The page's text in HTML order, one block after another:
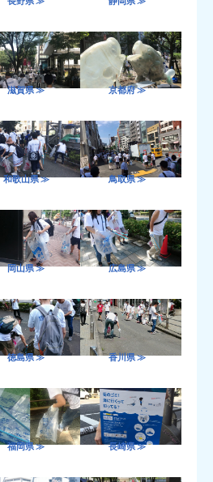
滋賀県 ≫ 京都府 ≫
和歌山県 ≫ 鳥取県 ≫
岡山県 ≫ 広島県 ≫
徳島県 ≫ 香川県 ≫
福岡県 ≫ 長崎県 ≫